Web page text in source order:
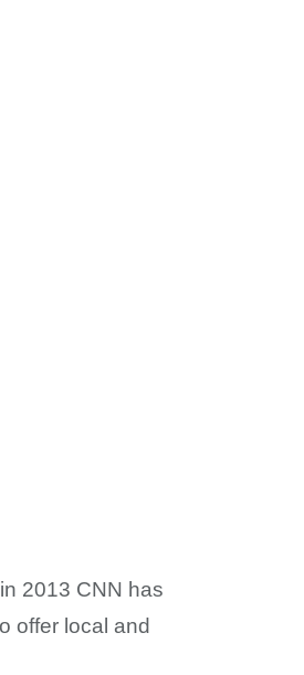
2013 CNN has
offer local and